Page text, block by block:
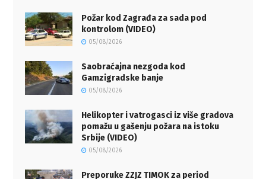
Požar kod Zagrađa za sada pod
kontrolom (VIDEO)
05/08/2026
Saobraćajna nezgoda kod
Gamzigradske banje
05/08/2026
Helikopter i vatrogasci iz više gradova
pomažu u gašenju požara na istoku
Srbije (VIDEO)
05/08/2026
Preporuke ZZJZ TIMOK za period